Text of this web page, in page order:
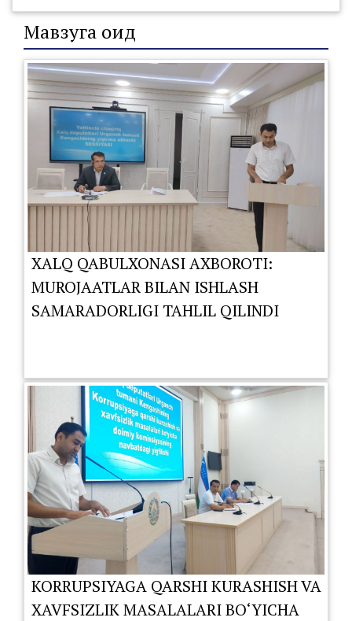
Мавзуга оид
XALQ QABULXONASI AXBOROTI:
MUROJAATLAR BILAN ISHLASH
SAMARADORLIGI TAHLIL QILINDI
KORRUPSIYAGA QARSHI KURASHISH VA
XAVFSIZLIK MASALALARI BO‘YICHA